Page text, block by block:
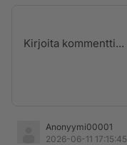
Anonyymi00001
2026-06-11 17:15:45